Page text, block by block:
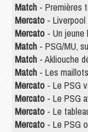
Match - Premières
Mercato - Liverpool
Mercato - Un jeune
Match - PSG/MU, sur
Match - Akliouche
Match - Les
Mercato - Le PSG
Mercato - Le PSG
Mercato - Le
Mercato - Le PSG